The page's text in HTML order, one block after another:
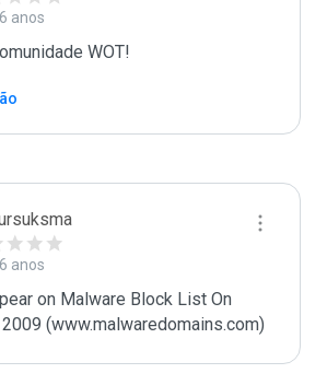
anos
WOT!
anos
on Malware Block List On
(www.malwaredomains.com)